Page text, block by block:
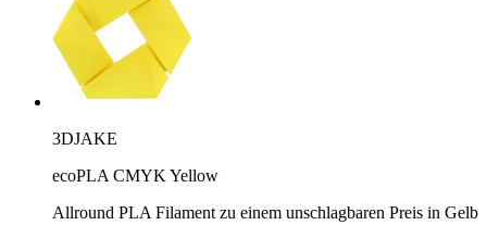
3DJAKE
ecoPLA CMYK Yellow
Allround PLA Filament zu einem unschlagbaren Preis in Gelb